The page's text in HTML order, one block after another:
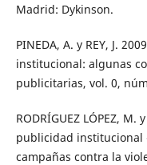
Madrid: Dykinson.
PINEDA, A. y REY, J.
institucional: algunas
publicitarias, vol. 0,
RODRÍGUEZ LÓPEZ, M.
publicidad institucional
campañas contra la